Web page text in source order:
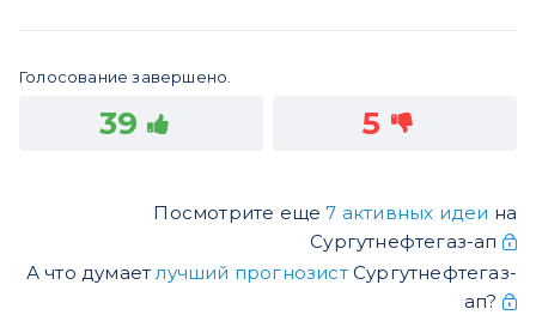
Голосование завершено.
39 5
Посмотрите еще7 активных идеи на
Сургутнефтегаз-ап
А что думаетлучший прогнозистСургутнефтегаз-
ап?